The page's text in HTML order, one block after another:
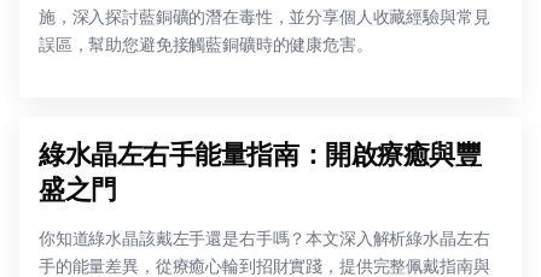
施，深入探討藍銅礦的潛在毒性，並分享個人收藏經驗與常見
誤區，幫助您避免接觸藍銅礦時的健康危害。
綠水晶左右手能量指南：開啟療癒與豐
盛之門
你知道綠水晶該戴左手還是右手嗎？本文深入解析綠水晶左右
手的能量差異，從療癒心輪到招財實踐，提供完整佩戴指南與